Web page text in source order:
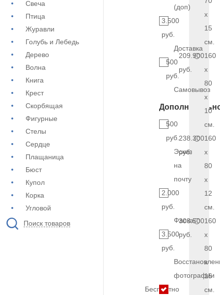
Свеча
Птица
Журавли
Голубь и Лебедь
Дерево
Волна
Книга
Крест
Скорбящая
Фигурные
Стелы
Сердце
Плащаница
Бюст
Купол
Корка
Угловой
Поиск товаров
(доп)
3.500
руб.
Доставка
500
руб.
Самовывоз
500
руб.
Эскиз
на
почту
2.000
руб.
Фаска
3.500
руб.
фотографии
Бесплатно
x
15
см.
209.900
руб.
160
x
80
x
10
см.
238.300
руб.
160
x
80
x
12
см.
303.500
руб.
160
x
80
x
15
см.